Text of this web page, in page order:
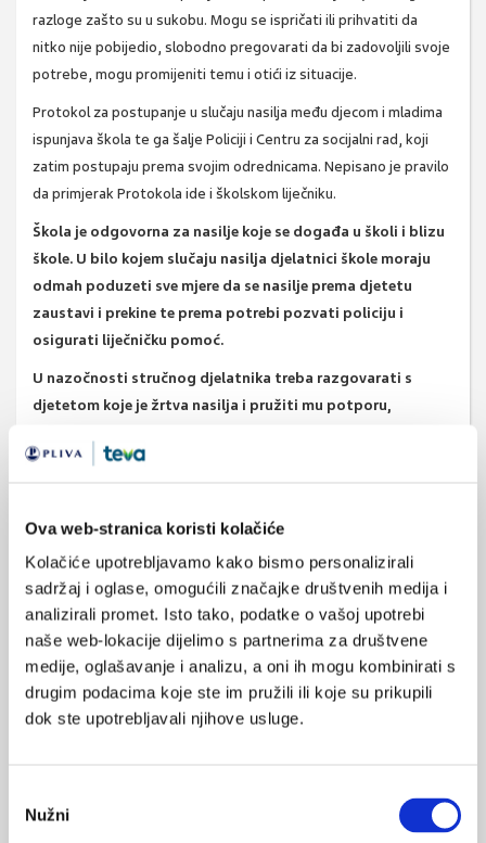
Ova web-stranica koristi kolačiće
Kolačiće upotrebljavamo kako bismo personalizirali
sadržaj i oglase, omogućili značajke društvenih medija i
analizirali promet. Isto tako, podatke o vašoj upotrebi
naše web-lokacije dijelimo s partnerima za društvene
medije, oglašavanje i analizu, a oni ih mogu kombinirati s
drugim podacima koje ste im pružili ili koje su prikupili
dok ste upotrebljavali njihove usluge.
pristanka
Nužni
razloge zašto su u sukobu. Mogu se ispričati ili prihvatiti da
nitko nije pobijedio, slobodno pregovarati da bi zadovoljili svoje
potrebe, mogu promijeniti temu i otići iz situacije.
Protokol za postupanje u slučaju nasilja među djecom i mladima
ispunjava škola te ga šalje Policiji i Centru za socijalni rad, koji
zatim postupaju prema svojim odrednicama. Nepisano je pravilo
da primjerak Protokola ide i školskom liječniku.
Škola je odgovorna za nasilje koje se događa u školi i blizu
škole. U bilo kojem slučaju nasilja djelatnici škole moraju
odmah poduzeti sve mjere da se nasilje prema djetetu
zaustavi i prekine te prema potrebi pozvati policiju i
osigurati liječničku pomoć.
U nazočnosti stručnog djelatnika treba razgovarati s
djetetom koje je žrtva nasilja i pružiti mu potporu,
u školi i izvan nje.
potanjih obavijesti o slučaju, a ako se radi o naročito traumatičnu
iskustvu, pronaći oblike pomoći i za djecu koja su svjedočila
nasilju.
U nazočnosti stručnog djelatnika treba razgovarati s djetetom
koje je počinilo nasilje, upozoriti ga na neprihvatljivost i
štetnost takva ponašanja te ga savjetovati i poticati na
promjenu. Roditelje djeteta koje je počinilo nasilje valja upoznati
s događajem, pozvati na savjetodavnu ili stručnu pomoć u školi i
nasilnik dužnost je izvijestiti Centar za socijalnu skrb, a prema